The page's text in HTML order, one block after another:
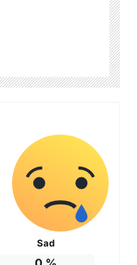
Sad